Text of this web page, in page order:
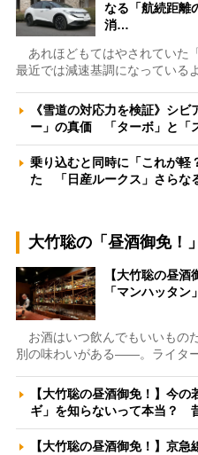
なる「航続距離
消…
あれほどもてはやされていた
最近では減速基調になっている
《雪道の対応力を検証》シ
ー」の真価 「ターボ」と「
乗り込むと同時に「これが軽
た 「日産ルークス」さらな
大竹聡の「昼酒御免！」
【大竹聡の昼酒
「マンハッタ
お酒はいつ飲んでもいいもの
別の味わいがある――。ライタ
【大竹聡の昼酒御免！】今
ギ」を知らないって本当？
【大竹聡の昼酒御免！】京